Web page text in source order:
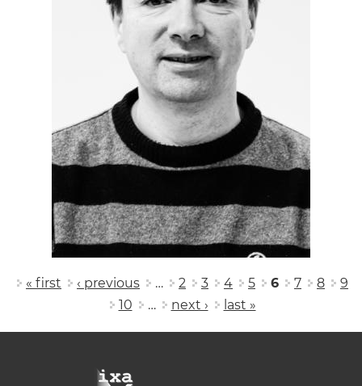
Pages
« first ‹ previous … 2 3 4 5 6 7 8
9
10
… next › last »